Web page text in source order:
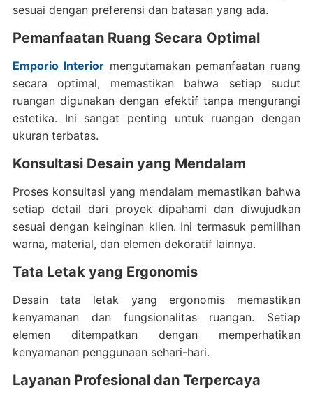
sesuai dengan preferensi dan batasan yang ada.
Pemanfaatan Ruang Secara Optimal
Emporio Interiormengutamakan pemanfaatan ruang
secara optimal, memastikan bahwa setiap sudut
ruangan digunakan dengan efektif tanpa mengurangi
estetika. Ini sangat penting untuk ruangan dengan
ukuran terbatas.
Konsultasi Desain yang Mendalam
Proses konsultasi yang mendalam memastikan bahwa
setiap detail dari proyek dipahami dan diwujudkan
sesuai dengan keinginan klien. Ini termasuk pemilihan
warna, material, dan elemen dekoratif lainnya.
Tata Letak yang Ergonomis
Desain tata letak yang ergonomis memastikan
kenyamanan dan fungsionalitas ruangan. Setiap
elemen ditempatkan dengan memperhatikan
kenyamanan penggunaan sehari-hari.
Layanan Profesional dan Terpercaya